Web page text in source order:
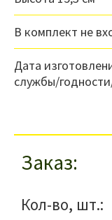
В комплект не
Дата
службы/
Заказ
Кол-во, шт.: